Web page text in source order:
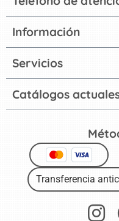
Catálogos
Información
Servicios
Transferencia